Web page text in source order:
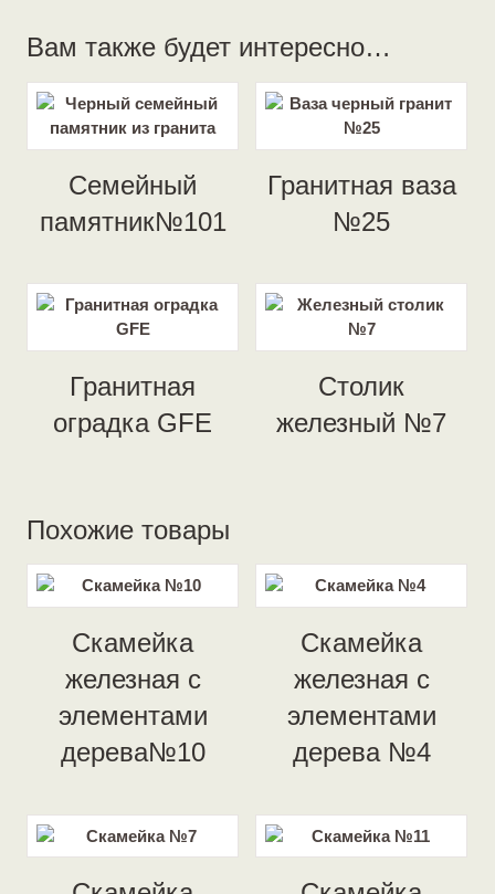
Вам также будет интересно…
Семейный
памятник№101
Гранитная ваза
№25
Гранитная
оградка GFE
Столик
железный №7
Похожие товары
Скамейка
железная с
элементами
дерева№10
Скамейка
железная с
элементами
дерева №4